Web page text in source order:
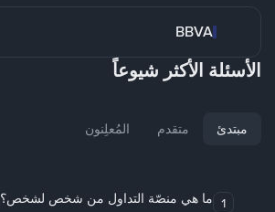
BBVA
الأسئلة الأكثر شيوعاً
مبتدئ متقدم المُعلِنون
1 ما هي منصّة التداول من شخص لشخص؟